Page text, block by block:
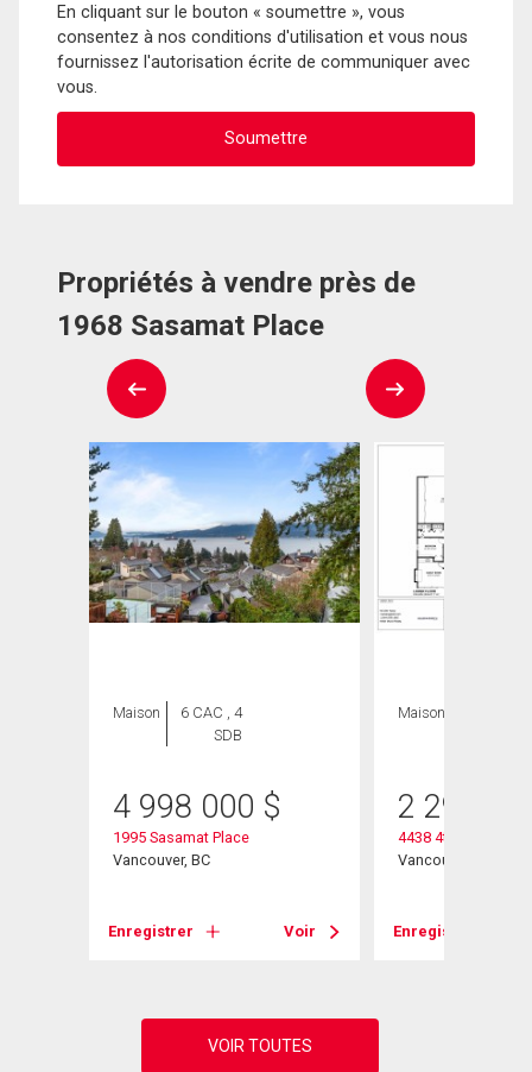
En cliquant sur le bouton « soumettre », vous
consentez à nos conditions d'utilisation et vous nous
fournissez l'autorisation écrite de communiquer avec
vous.
Propriétés à vendre près de
1968 Sasamat Place
Maison
6 CAC , 4
SDB
4 998 000 $
1995 Sasamat Place
Vancouver, BC
Enregistrer Voir
Maison
2 298
4438 4th Avenue W
Vancouver, BC
Enregistrer